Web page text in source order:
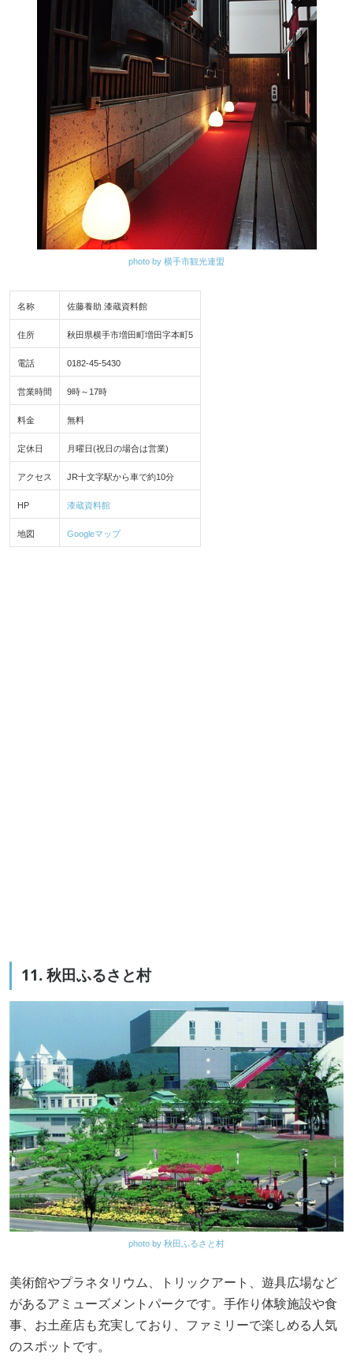
photo by 横手市観光連盟
名称 佐藤養助 漆蔵資料館
住所 秋田県横手市増田町増田字本町5
電話 0182-45-5430
営業時間 9時～17時
料金 無料
定休日 月曜日(祝日の場合は営業)
アクセス JR十文字駅から車で約10分
HP 漆蔵資料館
地図 Googleマップ
11. 秋田ふるさと村
photo by 秋田ふるさと村
美術館やプラネタリウム、トリックアート、遊具広場など
があるアミューズメントパークです。手作り体験施設や食
事、お土産店も充実しており、ファミリーで楽しめる人気
のスポットです。